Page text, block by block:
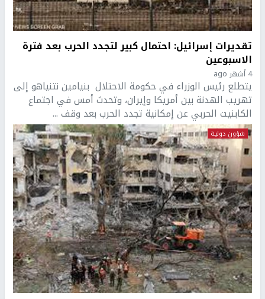
تقديرات إسرائيل: احتمال كبير لتجدد الحرب بعد فترة
الاسبوعين
4 أشهر ago
يتطلع رئيس الوزراء في حكومة الاحتلال بنيامين نتنياهو إلى
تهريب الهدنة بين أمريكا وإيران، وتحدث أمس في اجتماع
الكابنيت الحربي عن إمكانية تجدد الحرب بعد وقف ...
شؤون دولية